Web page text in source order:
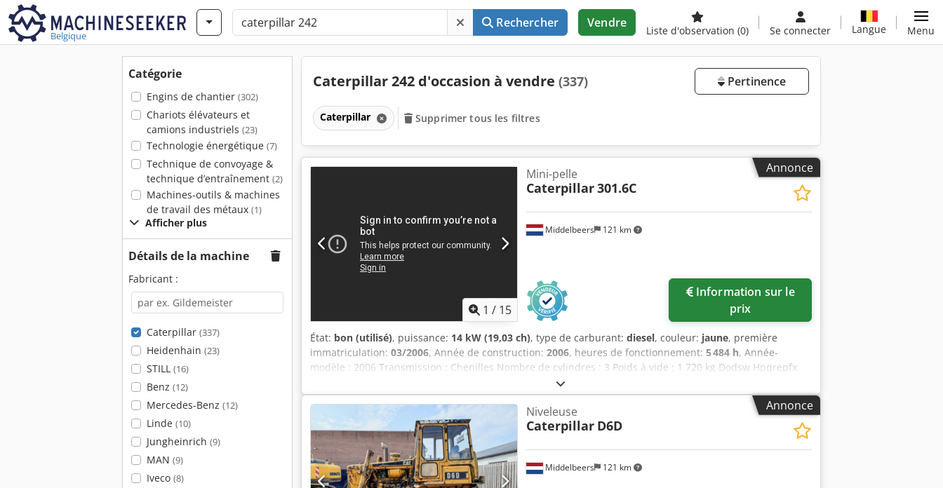
Belgique
Rechercher Vendre
Liste d'observation (0) Se connecter Langue Menu
Catégorie
Engins de chantier (302)
Chariots élévateurs et
camions industriels (23)
Technologie énergétique (7)
Technique de convoyage &
technique d’entraînement (2)
Machines-outils & machines
de travail des métaux (1)
Afficher plus
Détails de la machine
Fabricant :
Caterpillar (337)
Heidenhain (23)
STILL (16)
Benz (12)
Mercedes-Benz (12)
Linde (10)
Jungheinrich (9)
MAN (9)
Iveco (8)
Caterpillar 242 d'occasion à vendre (337) Pertinence
Caterpillar Supprimer tous les filtres
Annonce
1 / 15
Middelbeers 121 km
Mini-pelle
Caterpillar301.6C
Information sur le
prix
État: bon (utilisé), puissance: 14 kW (19,03 ch), type de carburant: diesel, couleur: jaune, première
immatriculation: 03/2006, Année de construction: 2006, heures de fonctionnement: 5 484 h, Année-
modèle : 2006 Transmission : Chenilles Nombre de cylindres : 3 Poids à vide : 1 720 kg Dodsw Hpqrepfx
Afiewa État technique : bon État visuel : bon Prix : Sur demande Numéro de série : JBB00645 Veuillez
contacter Ernst van Hek pour plus d'informations.
Annonce
Middelbeers 121 km
Niveleuse
Caterpillar D6D